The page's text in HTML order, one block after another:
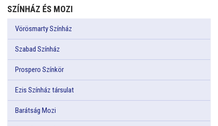
SZÍNHÁZ ÉS MOZI
Vörösmarty Színház
Szabad Színház
Prospero Színkör
Ezis Színház társulat
Barátság Mozi